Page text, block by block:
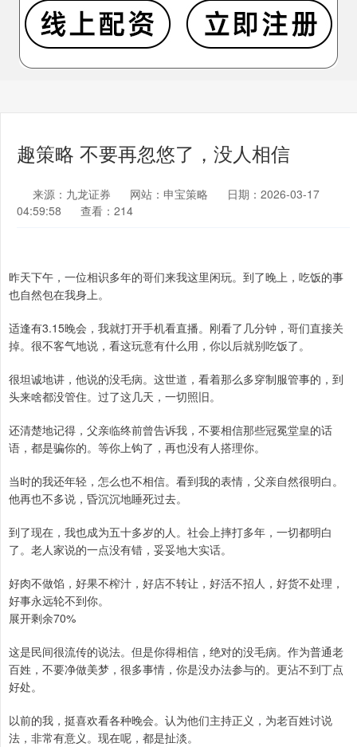
趣策略 不要再忽悠了，没人相信
来源：九龙证券 网站：申宝策略
日期：2026-03-17
04:59:58
查看：214
昨天下午，一位相识多年的哥们来我这里闲玩。到了晚上，吃饭的事
也自然包在我身上。
适逢有3.15晚会，我就打开手机看直播。刚看了几分钟，哥们直接关
掉。很不客气地说，看这玩意有什么用，你以后就别吃饭了。
很坦诚地讲，他说的没毛病。这世道，看着那么多穿制服管事的，到
头来啥都没管住。过了这几天，一切照旧。
还清楚地记得，父亲临终前曾告诉我，不要相信那些冠冕堂皇的话
语，都是骗你的。等你上钩了，再也没有人搭理你。
当时的我还年轻，怎么也不相信。看到我的表情，父亲自然很明白。
他再也不多说，昏沉沉地睡死过去。
到了现在，我也成为五十多岁的人。社会上摔打多年，一切都明白
了。老人家说的一点没有错，妥妥地大实话。
好肉不做馅，好果不榨汁，好店不转让，好活不招人，好货不处理，
好事永远轮不到你。
展开剩余70%
这是民间很流传的说法。但是你得相信，绝对的没毛病。作为普通老
百姓，不要净做美梦，很多事情，你是没办法参与的。更沾不到丁点
好处。
以前的我，挺喜欢看各种晚会。认为他们主持正义，为老百姓讨说
法，非常有意义。现在呢，都是扯淡。